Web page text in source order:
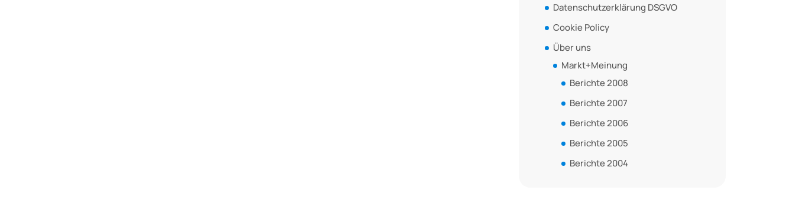
Datenschutzerklärung DSGVO
Cookie Policy
Über uns
Markt+Meinung
Berichte 2008
Berichte 2007
Berichte 2006
Berichte 2005
Berichte 2004